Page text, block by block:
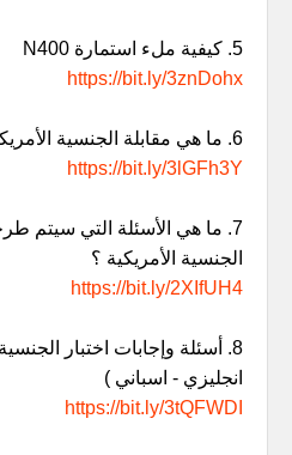
5. كيفية ملء استمارة N400
https://bit.ly/3znDohx
6. ما هي مقابلة الجنسية الأمريكية؟
https://bit.ly/3lGFh3Y
7. ما هي الأسئلة التي سيتم
الجنسية الأمريكية ؟
https://bit.ly/2XIfUH4
8. أسئلة وإجابات اختبار
انجليزي - اسباني )
https://bit.ly/3tQFWDI